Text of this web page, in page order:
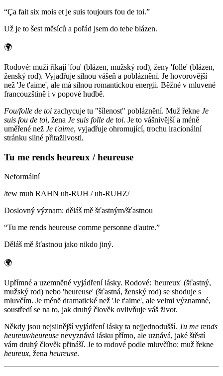
“Ça fait six mois et je suis toujours fou de toi.”
Už je to šest měsíců a pořád jsem do tebe blázen.
🌍
Rodové: muži říkají 'fou' (blázen, mužský rod), ženy 'folle' (blázen,
ženský rod). Vyjadřuje silnou vášeň a pobláznění. Je hovorovější
než 'Je t'aime', ale má silnou romantickou energii. Běžné v mluvené
francouzštině i v popové hudbě.
Fou/folle de toi zachycuje tu "šílenost" pobláznění. Muž řekne Je
suis fou de toi, žena Je suis folle de toi. Je to vášnivější a méně
uměřené než Je t'aime, vyjadřuje ohromující, trochu iracionální
stránku silné přitažlivosti.
Tu me rends heureux / heureuse
Neformální
/tew muh RAHN uh-RUH / uh-RUHZ/
Doslovný význam: děláš mě šťastným/šťastnou
“Tu me rends heureuse comme personne d'autre.”
Děláš mě šťastnou jako nikdo jiný.
🌍
Upřímné a uzemněné vyjádření lásky. Rodové: 'heureux' (šťastný,
mužský rod) nebo 'heureuse' (šťastná, ženský rod) se shoduje s
mluvčím. Je méně dramatické než 'Je t'aime', ale velmi významné,
soustředí se na to, jak druhý člověk ovlivňuje váš život.
Někdy jsou nejsilnější vyjádření lásky ta nejjednodušší. Tu me rends
heureux/heureuse nevyznává lásku přímo, ale uznává, jaké štěstí
vám druhý člověk přináší. Je to rodové podle mluvčího: muž řekne
heureux, žena heureuse.